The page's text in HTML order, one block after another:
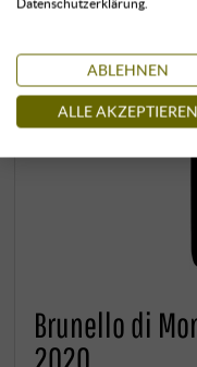
Brunello di
Datenschutzerklärung.
ABLEHNEN
ALLE AKZEPTIEREN